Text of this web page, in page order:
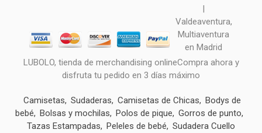
LUBOLO, tienda de merchandising onlineCompra ahora y
disfruta tu pedido en 3 días máximo
Camisetas Sudaderas Camisetas de Chicas
Bodys de
bebé
Bolsas y mochilas Polos de pique
Gorros de punto
Tazas Estampadas
Peleles de bebé
Sudadera Cuello